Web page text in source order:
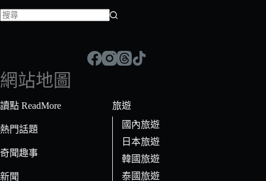
符
合
條
的
果
網站地圖
讀點 ReadMore
熱門話題
奇聞趣事
新聞
旅遊
國內旅遊
日本旅遊
韓國旅遊
泰國旅遊